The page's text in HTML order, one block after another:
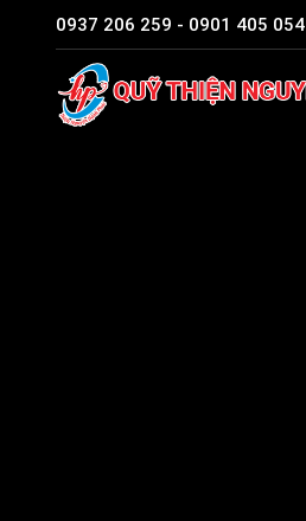
0937 206 259 - 0901 405 054